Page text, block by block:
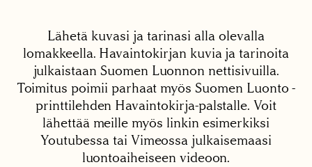
Lähetä kuvasi ja tarinasi alla olevalla
lomakkeella. Havaintokirjan kuvia ja tarinoita
julkaistaan Suomen Luonnon nettisivuilla.
Toimitus poimii parhaat myös Suomen Luonto -
printtilehden Havaintokirja-palstalle. Voit
lähettää meille myös linkin esimerkiksi
Youtubessa tai Vimeossa julkaisemaasi
luontoaiheiseen videoon.